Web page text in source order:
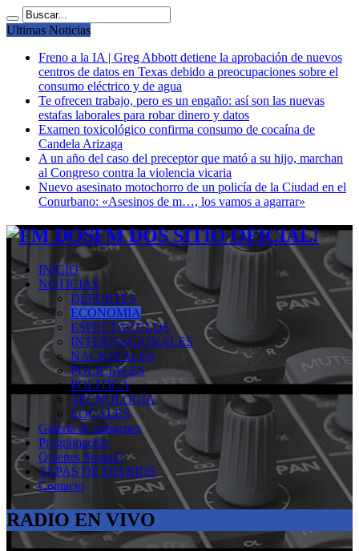
Ultimas Noticias
Freno a la IA | Greg Abbott detiene la aprobación de nuevos
centros de datos en Texas debido a preocupaciones sobre el
consumo eléctrico y de agua
Te ofrecen trabajo, pero es un engaño: así son las nuevas
estafas laborales para robar dinero y datos
Examen toxicológico confirma consumo de cocaína de
Candela Arizaga
A un año del caso del preceptor que mató a su hijo, marchan
al Congreso contra la violencia vicaria
Nuevo asesinato motochorro de un policía de la Ciudad en el
Conurbano: «Asesinos de m…, los vamos a agarrar»
FM DOS SITIO OFICIAL!
INICIO
NOTICIAS
DEPORTES
ECONOMIA
ESPECTACULOS
INTERNACIONALES
NACIONALES
POLICIALES
POLITICA
TECNOLOGÍA
LOCALES
Galería de imágenes
Programación
Quienes Somos?
TAPAS DE DIARIOS
Contacto
RADIO EN VIVO